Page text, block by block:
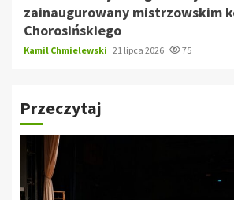
zainaugurowany mistrzowskim
Chorosińskiego
Kamil Chmielewski 21 lipca 2026 75
Przeczytaj